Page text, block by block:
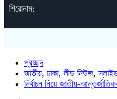
শিরোনাম:
প্রচ্ছদ
জাতীয়, ঢাকা, লীড নিউজ,
নির্বাচন নিয়ে জাতীয়-